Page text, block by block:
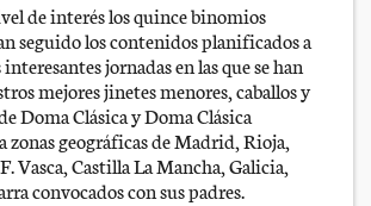
de interés los quince binomios
seguido los contenidos planificados a
jornadas en las que se han
mejores jinetes menores, caballos y
Doma Clásica y Doma Clásica
zonas geográficas de Madrid, Rioja,
Vasca, Castilla La Mancha, Galicia,
convocados con sus padres.